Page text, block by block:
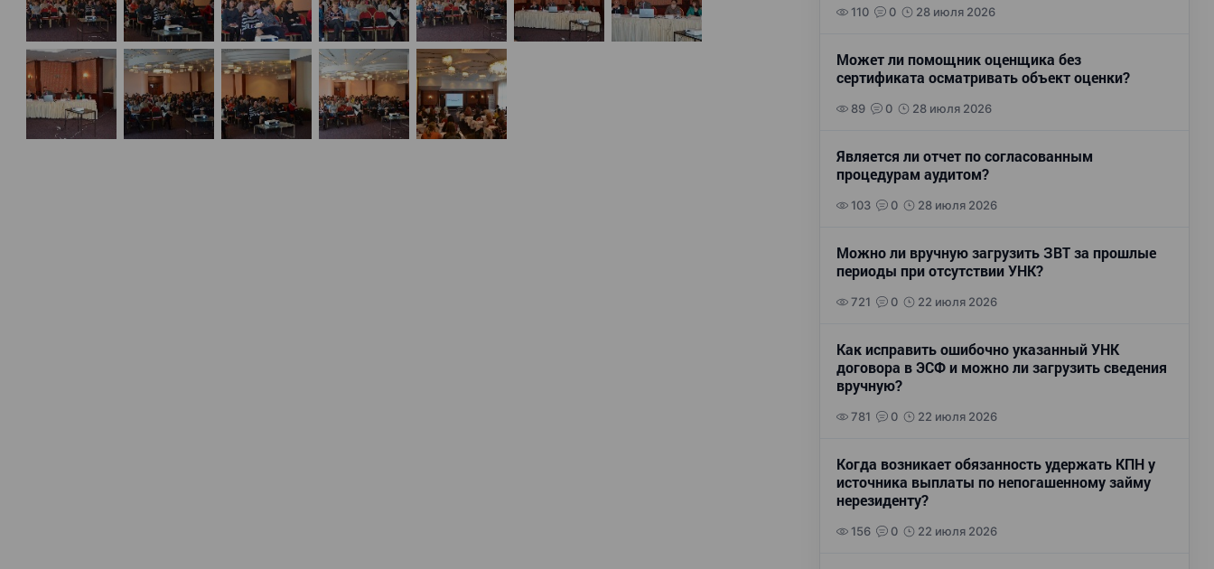
110 0 28 июля 2026
Может ли помощник оценщика без
сертификата осматривать объект оценки?
89 0 28 июля 2026
Является ли отчет по согласованным
процедурам аудитом?
103 0 28 июля 2026
Можно ли вручную загрузить ЗВТ за прошлые
периоды при отсутствии УНК?
721 0 22 июля 2026
Как исправить ошибочно указанный УНК
договора в ЭСФ и можно ли загрузить сведения
вручную?
781 0 22 июля 2026
Когда возникает обязанность удержать КПН у
источника выплаты по непогашенному займу
нерезиденту?
156 0 22 июля 2026